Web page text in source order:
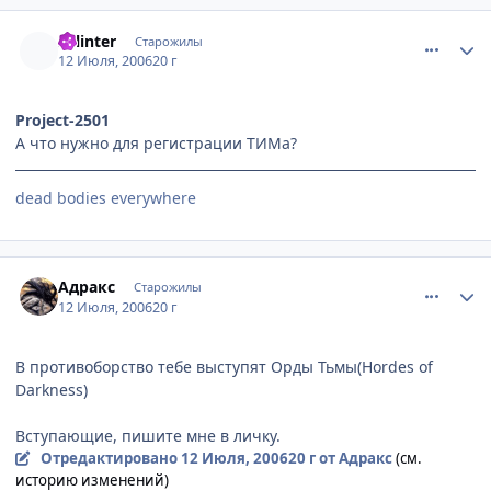
splinter Старожилы
12 Июля, 200620 г
Project-2501
А что нужно для регистрации ТИМа?
dead bodies everywhere
Адракс Старожилы
12 Июля, 200620 г
В противоборство тебе выступят Орды Тьмы(Hordes of
Darkness)
Вступающие, пишите мне в личку.
Отредактировано 12 Июля, 200620 гот Адракс(см.
историю изменений)